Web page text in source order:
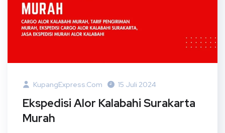
KupangExpress.com 15 Juli 2024
Ekspedisi Alor Kalabahi Surakarta
Murah